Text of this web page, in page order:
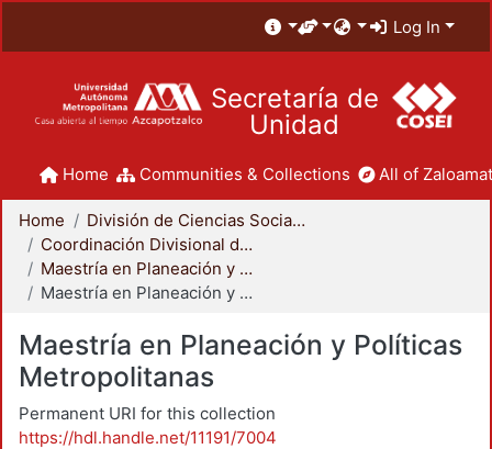
Log In
Secretaría de
Unidad
Home Communities & Collections All of
Home
División de Ciencias Sociales y Humanidades
Coordinación Divisional de Posgrado
Maestría en Planeación y Políticas Metropolitanas
Maestría en Planeación y Políticas Metropolitanas
Maestría en Planeación y Políticas
Metropolitanas
Permanent URI for this collection
https://hdl.handle.net/11191/7004